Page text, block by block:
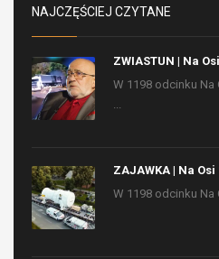
NAJCZĘŚCIEJ CZYTANE
ZWIASTUN | Na
W 1198 odcinku Na
...
ZAJAWKA | Na Osi
W 1198 odcinku Na